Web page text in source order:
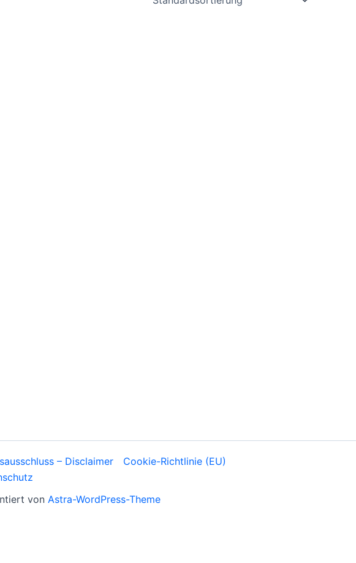
– Disclaimer
Cookie-Richtlinie (EU)
von Astra-WordPress-Theme